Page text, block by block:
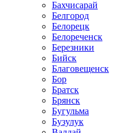
Бахчисарай
Белгород
Белорецк
Белореченск
Березники
Бийск
Благовещенск
Бор
Братск
Брянск
Бугульма
Бузулук